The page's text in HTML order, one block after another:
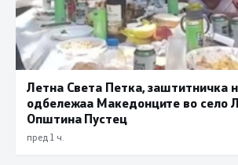
Летна Света Петка, заштитничка
одбележаа Македонците во село
Општина Пустец
пред 1 ч.